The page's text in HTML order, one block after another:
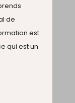
de
est
qui est un